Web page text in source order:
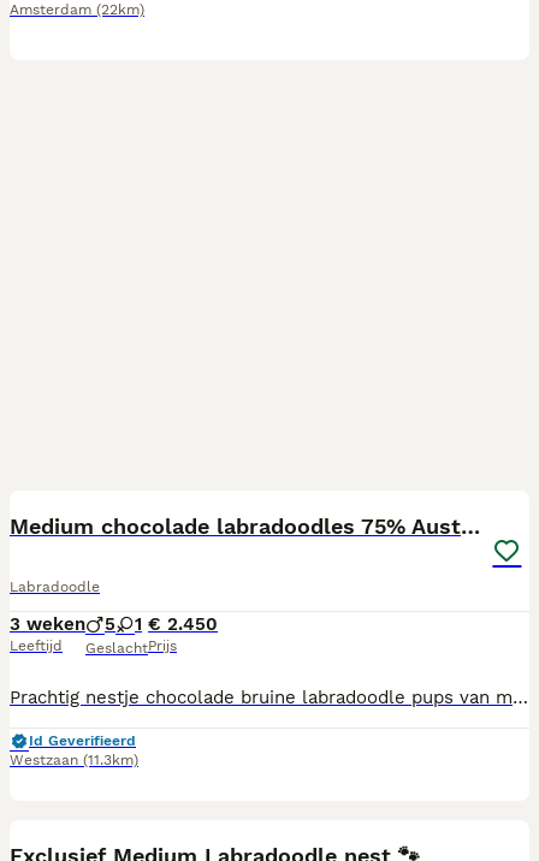
Amsterdam (22km)
Medium chocolade labradoodles 75% Australian
Labradoodle
3 weken
Leeftijd
5 1
Geslacht
€ 2.450
Prijs
Prachtig nestje chocolade bruine labradoodle pups van medium formaat met 75% Australian bloed. Moeder is een rode australian labradoodle van 42 cm hoog met een heerlijk zachte Curly fleece vacht. Ze is ontzettend aanhankelijk en luistert ontzettend goed. Ze heeft alle mogelijke keuringen goed doorstaan ( heupen/ ellebogen/ ogen/ dna) Vader is half Australian labradoodle, zijn vader is een Australische labradoodle en zijn moeder een F6 labradoodle. Hij is 52 cm hoog en heeft een heerlijke zachte fleece vacht, hij is goedgekeurd op heupen/ ellebogen en ogen. Buiten is hij lekker energiek en binnen een heerlijke knuffelbeer. Pups zijn geboren op 14/7 ze groeien op in huis met kinderen en worden ontwormd, ingeënt, gechipt, nagekeken door de dierenarts en voorzien van een eigen Europees paspoort. Ze mogen 1 sept verhuizen naar hun nieuwe huisjes. Ik ben in het bezit van het verplichte UBN nummer.
Id Geverifieerd
Westzaan (11.3km)
Exclusief Medium Labradoodle nest 🐾